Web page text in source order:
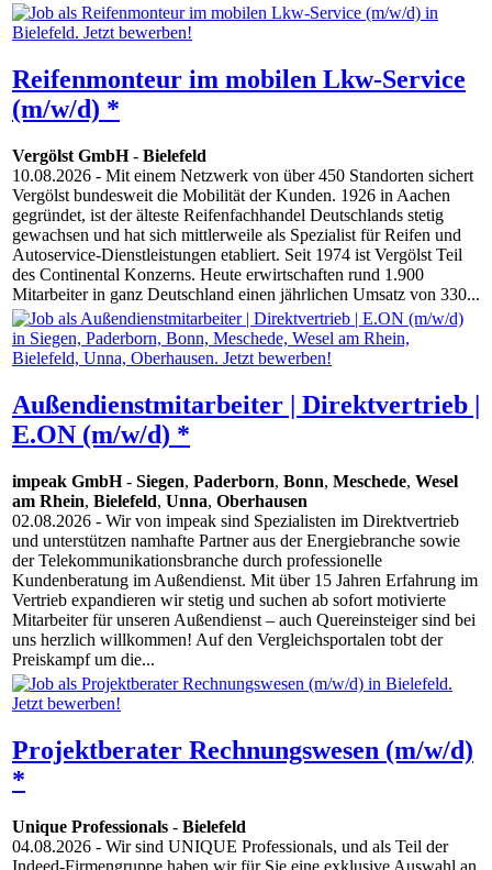
Reifenmonteur im mobilen Lkw-Service
(m/w/d) *
Vergölst GmbH- Bielefeld
10.08.2026 - Mit einem Netzwerk von über 450 Standorten sichert
Vergölst bundesweit die Mobilität der Kunden. 1926 in Aachen
gegründet, ist der älteste Reifenfachhandel Deutschlands stetig
gewachsen und hat sich mittlerweile als Spezialist für Reifen und
Autoservice-Dienstleistungen etabliert. Seit 1974 ist Vergölst Teil
des Continental Konzerns. Heute erwirtschaften rund 1.900
Mitarbeiter in ganz Deutschland einen jährlichen Umsatz von 330...
Außendienstmitarbeiter | Direktvertrieb |
E.ON (m/w/d) *
impeak GmbH- Siegen, Paderborn, Bonn, Meschede, Wesel
am Rhein, Bielefeld, Unna, Oberhausen
02.08.2026 - Wir von impeak sind Spezialisten im Direktvertrieb
und unterstützen namhafte Partner aus der Energiebranche sowie
der Telekommunikationsbranche durch professionelle
Kundenberatung im Außendienst. Mit über 15 Jahren Erfahrung im
Vertrieb expandieren wir stetig und suchen ab sofort motivierte
Mitarbeiter für unseren Außendienst – auch Quereinsteiger sind bei
uns herzlich willkommen! Auf den Vergleichsportalen tobt der
Preiskampf um die...
Projektberater Rechnungswesen (m/w/d)
*
Unique Professionals - Bielefeld
04.08.2026 - Wir sind UNIQUE Professionals, und als Teil der